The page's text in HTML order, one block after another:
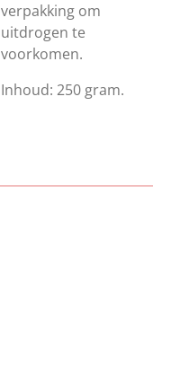
verpakking om
uitdrogen te
voorkomen.
Inhoud: 250 gram.